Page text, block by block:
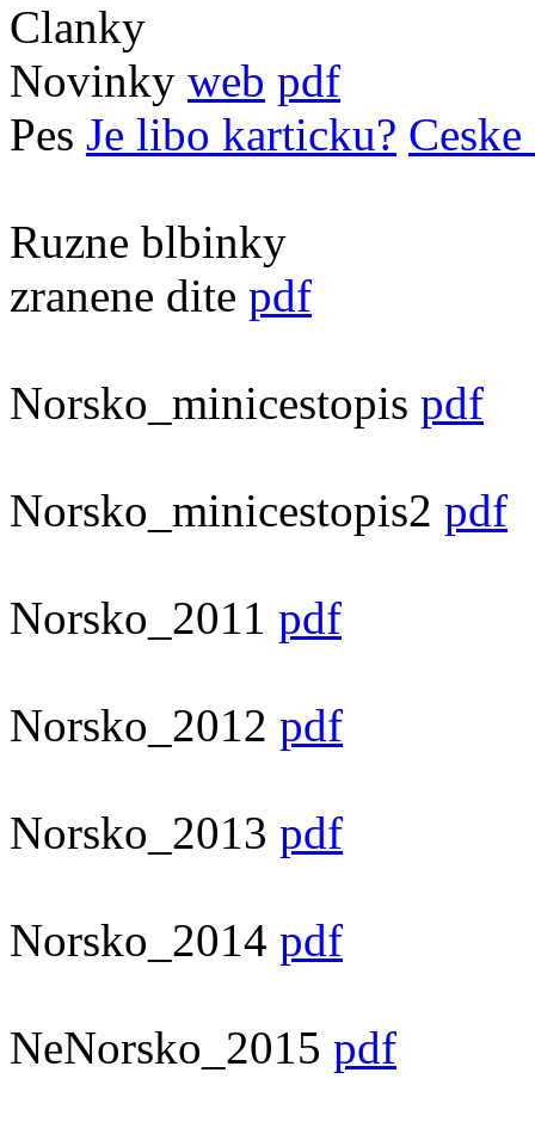
Clanky
Novinky web pdf
Pes Je libo karticku?
Ruzne blbinky
zranene dite pdf
Norsko_minicestopis pdf
Norsko_minicestopis2 pdf
Norsko_2011 pdf
Norsko_2012 pdf
Norsko_2013 pdf
Norsko_2014 pdf
NeNorsko_2015 pdf